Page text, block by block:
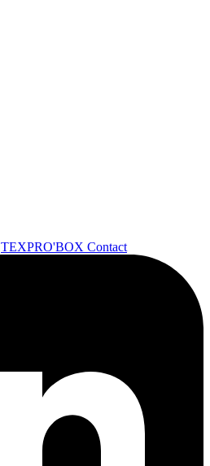
TEXPRO'BOX Contact